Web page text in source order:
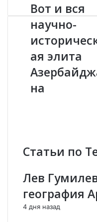
В
о
т
и
в
с
я
н
а
и
о
р
Вот и вся
научно-
ая элита
на
Статьи по
Лев
география
4 дня назад